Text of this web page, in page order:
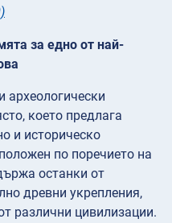
за едно от най-
археологически
което предлага
и историческо
по поречието на
останки от
древни укрепления,
различни цивилизации.